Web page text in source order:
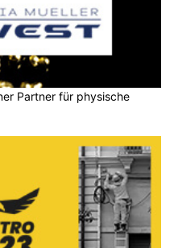
Partner für physische